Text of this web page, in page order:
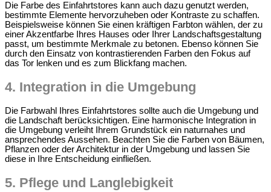
Die Farbe des Einfahrtstores kann auch dazu genutzt werden,
bestimmte Elemente hervorzuheben oder Kontraste zu schaffen.
Beispielsweise können Sie einen kräftigen Farbton wählen, der zu
einer Akzentfarbe Ihres Hauses oder Ihrer Landschaftsgestaltung
passt, um bestimmte Merkmale zu betonen. Ebenso können Sie
durch den Einsatz von kontrastierenden Farben den Fokus auf
das Tor lenken und es zum Blickfang machen.
4. Integration in die Umgebung
Die Farbwahl Ihres Einfahrtstores sollte auch die Umgebung und
die Landschaft berücksichtigen. Eine harmonische Integration in
die Umgebung verleiht Ihrem Grundstück ein naturnahes und
ansprechendes Aussehen. Beachten Sie die Farben von Bäumen,
Pflanzen oder der Architektur in der Umgebung und lassen Sie
diese in Ihre Entscheidung einfließen.
5. Pflege und Langlebigkeit